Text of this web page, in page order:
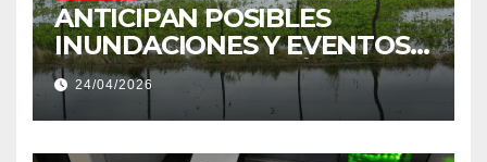
ANTICIPAN POSIBLES
INUNDACIONES Y EVENTOS
EXTREMOS: “PODRÍA SER UN
NIÑO MUY IMPORTANTE”
24/04/2026